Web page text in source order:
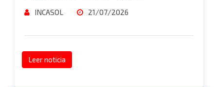
INCASOL 21/07/2026
Leer noticia